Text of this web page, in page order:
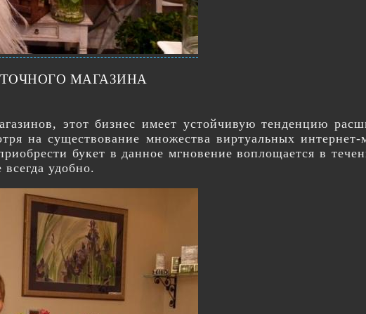
МАГАЗИНА
этот бизнес имеет устойчивую тенденцию
на существование множества виртуальных
букет в данное мгновение воплощается в
удобно.